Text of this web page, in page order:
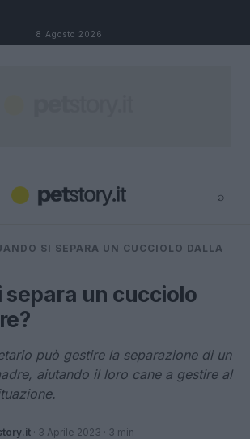
8 Agosto 2026
⌕
⌕ ×
SI SEPARA UN CUCCIOLO DALLA
separa un cucciolo
può gestire la separazione di un
aiutando il loro cane a gestire al
· 3 Aprile 2023 · 3 min